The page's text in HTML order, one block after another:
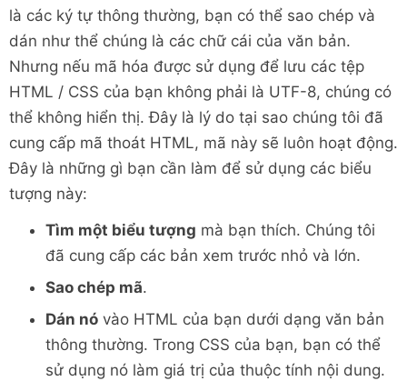
là các ký tự thông thường, bạn có thể sao chép và
dán như thể chúng là các chữ cái của văn bản.
Nhưng nếu mã hóa được sử dụng để lưu các tệp
HTML / CSS của bạn không phải là UTF-8, chúng có
thể không hiển thị. Đây là lý do tại sao chúng tôi đã
cung cấp mã thoát HTML, mã này sẽ luôn hoạt động.
Đây là những gì bạn cần làm để sử dụng các biểu
tượng này:
Tìm một biểu tượng mà bạn thích. Chúng tôi
đã cung cấp các bản xem trước nhỏ và lớn.
Sao chép mã.
Dán nó vào HTML của bạn dưới dạng văn bản
thông thường. Trong CSS của bạn, bạn có thể
sử dụng nó làm giá trị của thuộc tính nội dung.